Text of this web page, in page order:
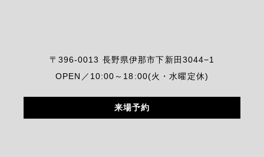
〒396-0013 長野県伊那市下新田3044−1
OPEN／10:00～18:00(火・水曜定休)
来場予約